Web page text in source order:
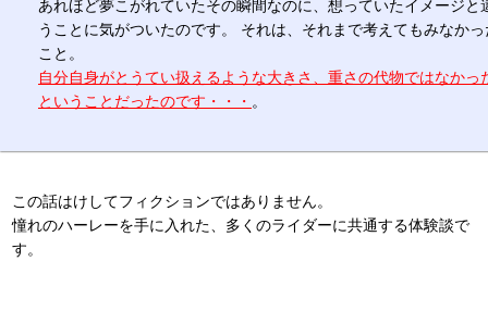
あれほど夢こがれていたその瞬間なのに、想っていたイメージと
うことに気がついたのです。 それは、それまで考えてもみなかっ
こと。
自分自身がとうてい扱えるような大きさ、重さの代物ではなかっ
ということだったのです・・・ 。
この話はけしてフィクションではありません。
憧れのハーレーを手に入れた、多くのライダーに共通する体験談で
す。